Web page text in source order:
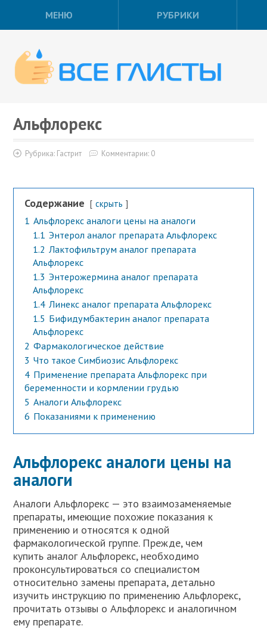
МЕНЮ РУБРИКИ
Альфлорекс
Рубрика: Гастрит Комментарии: 0
Содержание скрыть
1 Альфлорекс аналоги цены на аналоги
1.1 Энтерол аналог препарата Альфлорекс
1.2 Лактофильтрум аналог препарата
Альфлорекс
1.3 Энтерожермина аналог препарата
Альфлорекс
1.4 Линекс аналог препарата Альфлорекс
1.5 Бифидумбактерин аналог препарата
Альфлорекс
2 Фармакологическое действие
3 Что такое Симбиозис Альфлорекс
4 Применение препарата Альфлорекс при
беременности и кормлении грудью
5 Аналоги Альфлорекс
6 Показаниями к применению
Альфлорекс аналоги цены на
аналоги
Аналоги Альфлорекс — это взаимозаменяемые
препараты, имеющие похожие показания к
применению и относятся к одной
фармакологической группе. Прежде, чем
купить аналог Альфлорекс, необходимо
проконсультироваться со специалистом
относительно замены препарата, детально
изучить инструкцию по применению Альфлорекс,
прочитать отзывы о Альфлорекс и аналогичном
ему препарате.